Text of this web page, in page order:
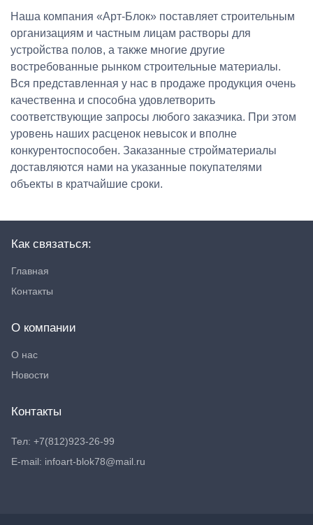
Наша компания «Арт-Блок» поставляет строительным
организациям и частным лицам растворы для
устройства полов, а также многие другие
востребованные рынком строительные материалы.
Вся представленная у нас в продаже продукция очень
качественна и способна удовлетворить
соответствующие запросы любого заказчика. При этом
уровень наших расценок невысок и вполне
конкурентоспособен. Заказанные стройматериалы
доставляются нами на указанные покупателями
объекты в кратчайшие сроки.
Как связаться:
Главная
Контакты
О компании
О нас
Новости
Контакты
Тел: +7(812)923-26-99
E-mail: infoart-blok78@mail.ru